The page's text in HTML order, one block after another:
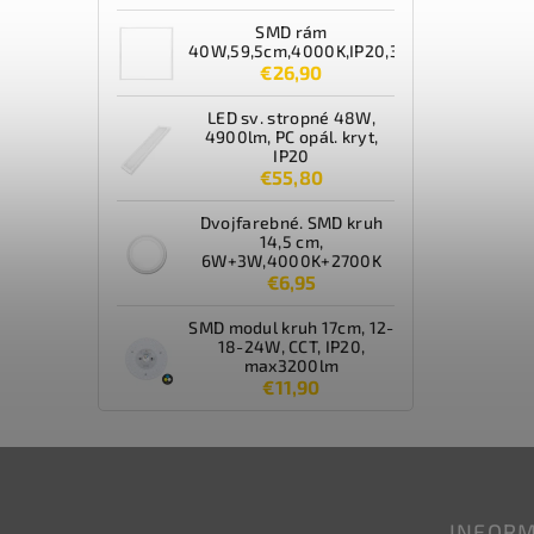
SMD rám
40W,59,5cm,4000K,IP20,3600lm,biely
€26,90
LED sv. stropné 48W,
4900lm, PC opál. kryt,
IP20
€55,80
Dvojfarebné. SMD kruh
14,5 cm,
6W+3W,4000K+2700K
€6,95
SMD modul kruh 17cm, 12-
18-24W, CCT, IP20,
max3200lm
€11,90